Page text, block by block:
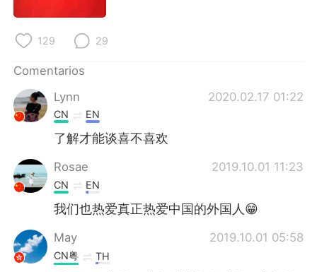
129 29
Comentarios
Lynn
2020.02.17 01:22
CN EN
了解才能谈喜不喜欢
Rosae 2019.10.01 11:23
CN EN
我们也热爱真正热爱中国的外国人😁
May 2019.10.01 05:58
CN粤 TH